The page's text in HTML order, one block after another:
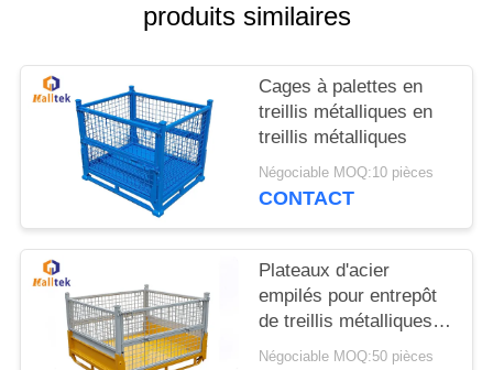
CITATION
PLAN
PRIVACY
POLICY
produits similaires
Cages à palettes en
treillis métalliques en
treillis métalliques
Négociable MOQ:10 pièces
CONTACT
Plateaux d'acier
empilés pour entrepôt
de treillis métalliques
industriels
Négociable MOQ:50 pièces